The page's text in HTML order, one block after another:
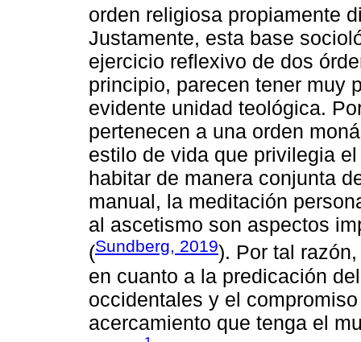
orden religiosa propiamente
Justamente, esta base
ejercicio reflexivo de dos
principio, parecen tener muy
evidente unidad teológica.
pertenecen a una orden
estilo de vida que privilegia
habitar de manera conjunta
manual, la meditación
al ascetismo son aspectos
(Sundberg, 2019). Por tal
en cuanto a la predicación
occidentales y el
acercamiento que tenga el